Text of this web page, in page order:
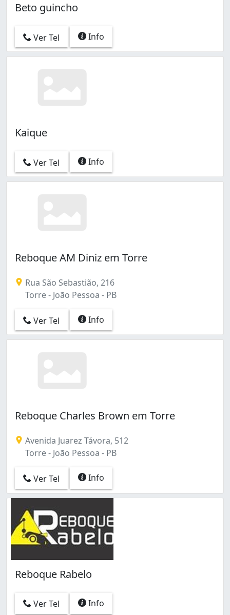
Beto guincho
Ver Tel Info
Kaique
Ver Tel Info
Reboque AM Diniz em Torre
Rua São Sebastião, 216
Torre - João Pessoa - PB
Ver Tel Info
Reboque Charles Brown em Torre
Avenida Juarez Távora, 512
Torre - João Pessoa - PB
Ver Tel Info
Reboque Rabelo
Ver Tel Info